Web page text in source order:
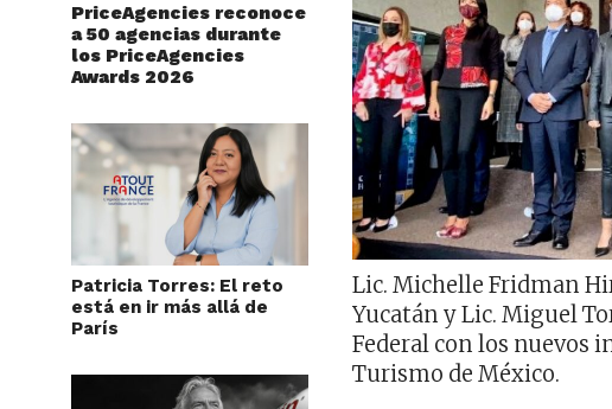
PriceAgencies reconoce
a 50 agencias durante
los PriceAgencies
Awards 2026
Patricia Torres: El reto
está en ir más allá de
París
Lic. Michelle Fridman
Yucatán y Lic. Miguel
Federal con los nuevos
Turismo de México.